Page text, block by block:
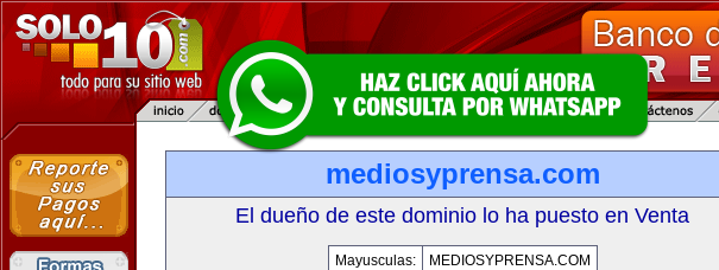
mediosyprensa.com
El dueño de este dominio lo ha puesto en Venta
Mayusculas:
MEDIOSYPRENSA.COM